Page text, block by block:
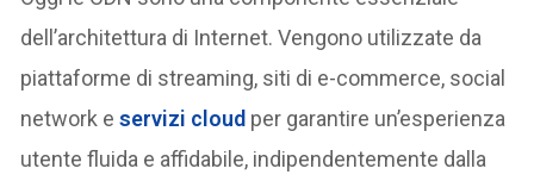
dell’architettura di Internet. Vengono utilizzate da
piattaforme di streaming, siti di e-commerce, social
network eservizi cloud per garantire un’esperienza
utente fluida e affidabile, indipendentemente dalla